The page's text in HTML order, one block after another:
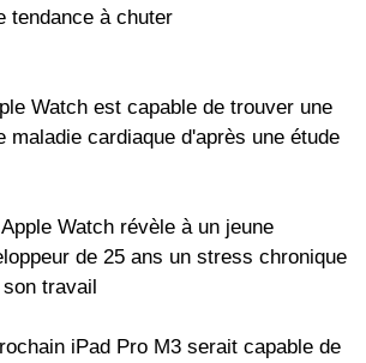
tendance à chuter
Watch est capable de trouver une
maladie cardiaque d'après une étude
Watch révèle à un jeune
de 25 ans un stress chronique
travail
iPad Pro M3 serait capable de